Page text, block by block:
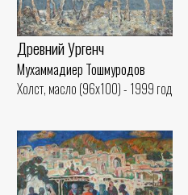
Древний Ургенч
Мухаммадиер Тошмуродов
Холст, масло (96x100) - 1999 год